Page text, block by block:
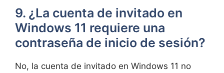
9. ¿La cuenta de invitado en
Windows 11 requiere una
contraseña de inicio de sesión?
No, la cuenta de invitado en Windows 11 no